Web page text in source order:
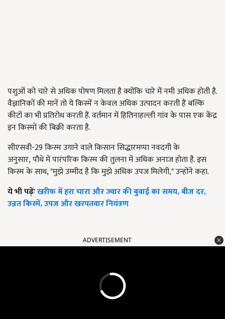
पशुओं को चारे से अधिक पोषण मिलता है क्योंकि चारे में नमी अधिक होती है.
वैज्ञानिकों की मानें तो ये किस्में न केवल अधिक उत्पादन करती हैं बल्कि
कीटों का भी प्रतिरोध करती हैं. वर्तमान में हितिनाहल्ली गांव के पास एक केंद्र
इन किस्मों की बिक्री करता है.
सीएसवी-29 किस्म उगाने वाले किसान सिद्धारमप्पा नवदगी के
अनुसार,पौधे में पारंपरिक किस्म की तुलना में अधिक अनाज होता है. इस
किस्म के साथ, "मुझे उम्मीद है कि मुझे अधिक उपज मिलेगी,"उन्होंने कहा.
ये भी पढ़ेंःखरीफ में हरा चारा और ज्वार की बुवाई का समय, बीज दर,
उन्नत किस्में, उपज और खरपतवार नियंत्रण
ADVERTISEMENT